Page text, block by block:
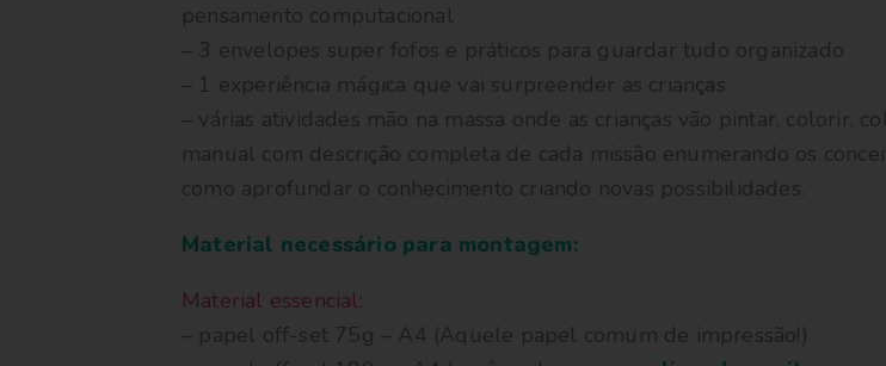
pensamento computacional
– 3 envelopes super fofos e práticos para guardar tudo organizado
– 1 experiência mágica que vai surpreender as crianças
– várias atividades mão na massa onde as crianças vão pintar, colorir,
manual com descrição completa de cada missão enumerando os
como aprofundar o conhecimento criando novas possibilidades.
Material necessário para montagem:
Material essencial:
– papel off-set 75g – A4 (Aquele papel comum de impressão!)